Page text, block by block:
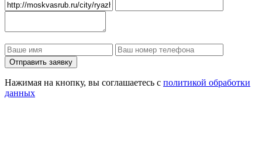
Нажимая на кнопку, вы соглашаетесь с политикой обработки
данных